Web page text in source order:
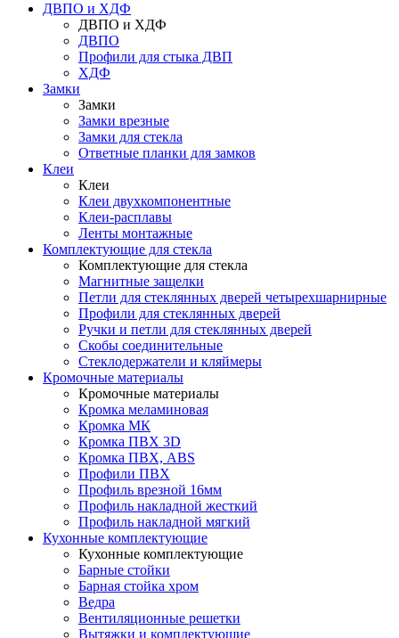
ДВПО и ХДФ
ДВПО и ХДФ
ДВПО
Профили для стыка ДВП
ХДФ
Замки
Замки
Замки врезные
Замки для стекла
Ответные планки для замков
Клеи
Клеи
Клеи двухкомпонентные
Клеи-расплавы
Ленты монтажные
Комплектующие для стекла
Комплектующие для стекла
Магнитные защелки
Петли для стеклянных дверей четырехшарнирные
Профили для стеклянных дверей
Ручки и петли для стеклянных дверей
Скобы соединительные
Стеклодержатели и кляймеры
Кромочные материалы
Кромочные материалы
Кромка меламиновая
Кромка МК
Кромка ПВХ 3D
Кромка ПВХ, ABS
Профили ПВХ
Профиль врезной 16мм
Профиль накладной жесткий
Профиль накладной мягкий
Кухонные комплектующие
Кухонные комплектующие
Барные стойки
Барная стойка хром
Ведра
Вентиляционные решетки
Вытяжки и комплектующие